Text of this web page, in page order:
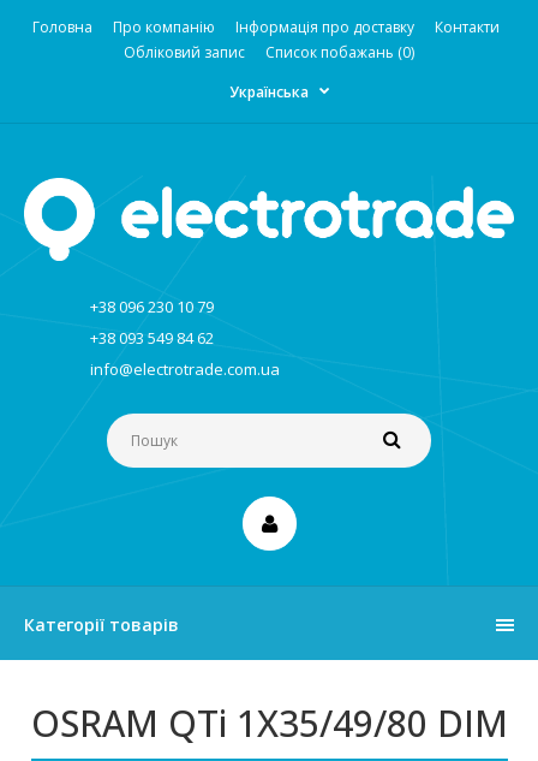
Головна Про компанію Інформація про доставку
Контакти
Обліковий запис
Список побажань (0)
Українська
+38 096 230 10 79
+38 093 549 84 62
info@electrotrade.com.ua
Категорії товарів
OSRAM QTi 1X35/49/80 DIM